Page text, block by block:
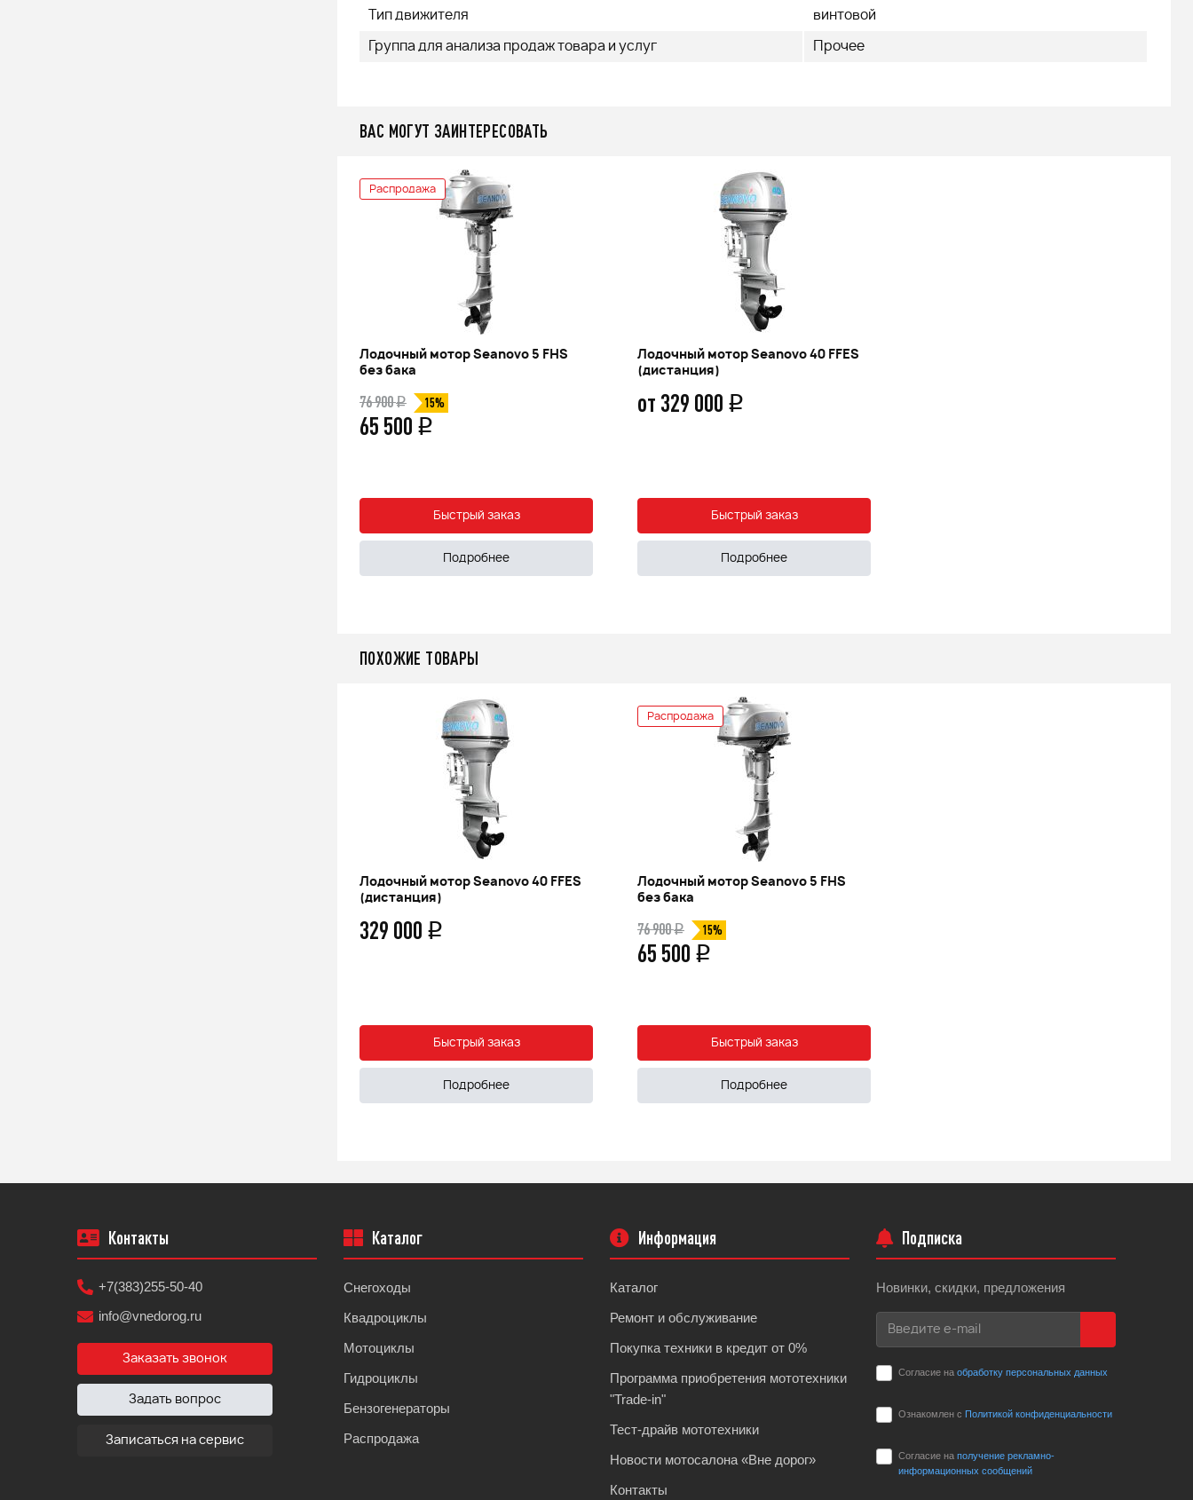
Тип движителя винтовой
Группа для анализа продаж товара и услуг Прочее
ВАС МОГУТ ЗАИНТЕРЕСОВАТЬ
Распродажа
Лодочный мотор Seanovo 5 FHS
без бака
76 900q 15%
65 500 q
Быстрый заказ
Подробнее
Лодочный мотор Seanovo 40 FFES
(дистанция)
от 329 000 q
Быстрый заказ
Подробнее
ПОХОЖИЕ ТОВАРЫ
Лодочный мотор Seanovo 40 FFES
(дистанция)
329 000 q
Быстрый заказ
Подробнее
Распродажа
Лодочный мотор Seanovo 5 FHS
без бака
76 900q 15%
65 500 q
Быстрый заказ
Подробнее
Контакты
+7(383)255-50-40
info@vnedorog.ru
Заказать звонок
Задать вопрос
Записаться на сервис
Каталог
Снегоходы
Квадроциклы
Мотоциклы
Гидроциклы
Бензогенераторы
Распродажа
Информация
Каталог
Ремонт и обслуживание
Покупка техники в кредит от 0%
Программа приобретения мототехники
"Trade-in"
Тест-драйв мототехники
Новости мотосалона «Вне дорог»
Контакты
Подписка
Новинки, скидки, предложения
Согласие на обработку персональных данных
Ознакомлен с Политикой конфиденциальности
Согласие на получение рекламно-
информационных сообщений